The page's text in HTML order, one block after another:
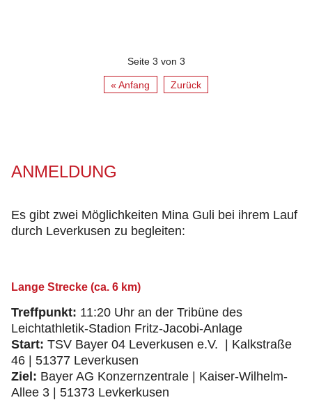
Seite 3 von 3
« Anfang Zurück
ANMELDUNG
Es gibt zwei Möglichkeiten Mina Guli bei ihrem Lauf
durch Leverkusen zu begleiten:
Lange Strecke (ca. 6 km)
Treffpunkt: 11:20 Uhr an der Tribüne des
Leichtathletik-Stadion Fritz-Jacobi-Anlage
Start: TSV Bayer 04 Leverkusen e.V. | Kalkstraße
46 | 51377 Leverkusen
Ziel: Bayer AG Konzernzentrale | Kaiser-Wilhelm-
Allee 3 | 51373 Levkerkusen